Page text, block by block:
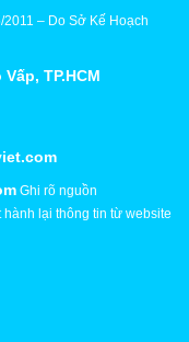
– Do Sở Kế Hoạch
TP.HCM
Ghi rõ nguồn
hành lại thông tin từ website